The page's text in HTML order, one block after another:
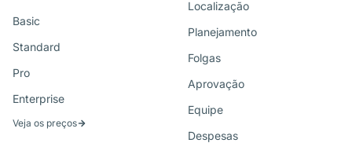
Basic
Standard
Pro
Enterprise
Veja os preços
Localização
Planejamento
Folgas
Aprovação
Equipe
Despesas